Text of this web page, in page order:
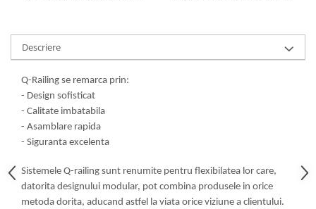
Descriere
Q-Railing se remarca prin:
- Design sofisticat
- Calitate imbatabila
- Asamblare rapida
- Siguranta excelenta
Sistemele Q-railing sunt renumite pentru flexibilatea lor care,
datorita designului modular, pot combina produsele in orice
metoda dorita, aducand astfel la viata orice viziune a clientului.